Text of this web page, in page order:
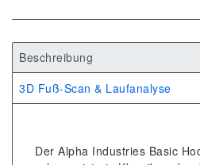
Beschreibung
3D Fuß-Scan & Laufanalyse
Der Alpha Industries Basic